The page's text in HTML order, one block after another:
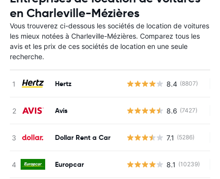
en Charleville-Mézières
Vous trouverez ci-dessous les sociétés de location de voitures
les mieux notées à Charleville-Mézières. Comparez tous les
avis et les prix de ces sociétés de location en une seule
recherche.
Hertz 8.4 (8807)
Avis 8.6 (7427)
Dollar Rent a Car 7.1 (5286)
Europcar 8.1 (10239)